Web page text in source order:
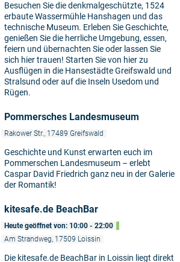
Besuchen Sie die denkmalgeschützte, 1524
erbaute Wassermühle Hanshagen und das
technische Museum. Erleben Sie Geschichte,
genießen Sie die herrliche Umgebung, essen,
feiern und übernachten Sie oder lassen Sie
sich hier trauen! Starten Sie von hier zu
Ausflügen in die Hansestädte Greifswald und
Stralsund oder auf die Inseln Usedom und
Rügen.
Pommersches Landesmuseum
Rakower Str., 17489 Greifswald
Geschichte und Kunst erwarten euch im
Pommerschen Landesmuseum – erlebt
Caspar David Friedrich ganz neu in der Galerie
der Romantik!
kitesafe.de BeachBar
Heute geöffnet von: 10:00 - 22:00
Am Strandweg, 17509 Loissin
Die kitesafe.de BeachBar in Loissin liegt direkt